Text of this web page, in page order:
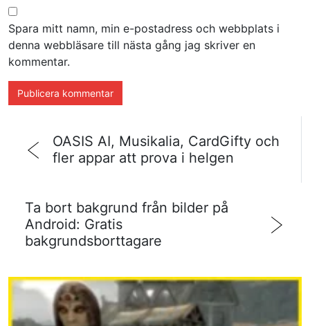
Spara mitt namn, min e-postadress och webbplats i
denna webbläsare till nästa gång jag skriver en
kommentar.
OASIS AI, Musikalia, CardGifty och
fler appar att prova i helgen
Ta bort bakgrund från bilder på
Android: Gratis
bakgrundsborttagare